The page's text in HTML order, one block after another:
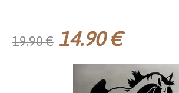
19.90 € 14.90 €